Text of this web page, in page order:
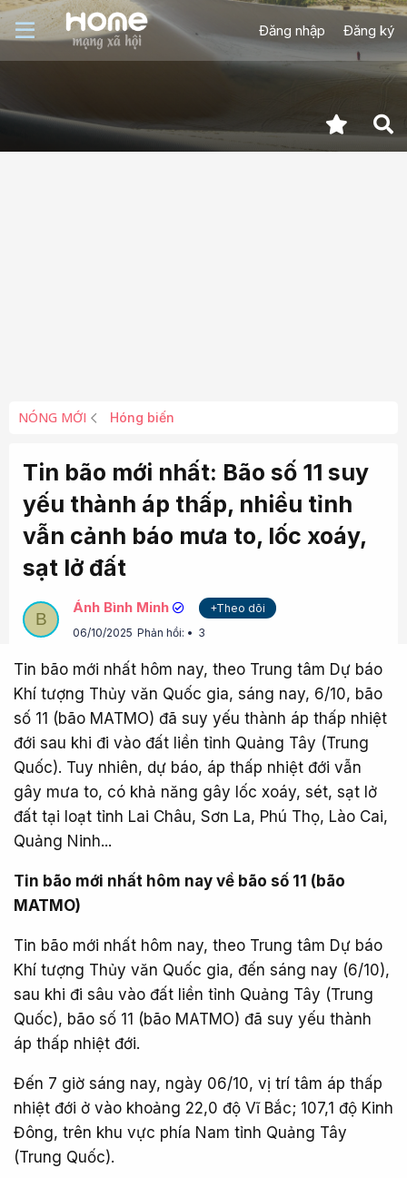
Đăng nhập Đăng ký
NÓNG MỚI Hóng biến
Tin bão mới nhất: Bão số 11 suy
yếu thành áp thấp, nhiều tỉnh
vẫn cảnh báo mưa to, lốc xoáy,
sạt lở đất
B
Ánh Bình Minh
+Theo dõi
06/10/2025 Phản hồi: 3
Tin bão mới nhất hôm nay, theo Trung tâm Dự báo
Khí tượng Thủy văn Quốc gia, sáng nay, 6/10, bão
số 11 (bão MATMO) đã suy yếu thành áp thấp nhiệt
đới sau khi đi vào đất liền tỉnh Quảng Tây (Trung
Quốc). Tuy nhiên, dự báo, áp thấp nhiệt đới vẫn
gây mưa to, có khả năng gây lốc xoáy, sét, sạt lở
đất tại loạt tỉnh Lai Châu, Sơn La, Phú Thọ, Lào Cai,
Quảng Ninh...
Tin bão mới nhất hôm nay về bão số 11 (bão
MATMO)
Tin bão mới nhất hôm nay, theo Trung tâm Dự báo
Khí tượng Thủy văn Quốc gia, đến sáng nay (6/10),
sau khi đi sâu vào đất liền tỉnh Quảng Tây (Trung
Quốc), bão số 11 (bão MATMO) đã suy yếu thành
áp thấp nhiệt đới.
Đến 7 giờ sáng nay, ngày 06/10, vị trí tâm áp thấp
nhiệt đới ở vào khoảng 22,0 độ Vĩ Bắc; 107,1 độ Kinh
Đông, trên khu vực phía Nam tỉnh Quảng Tây
(Trung Quốc).